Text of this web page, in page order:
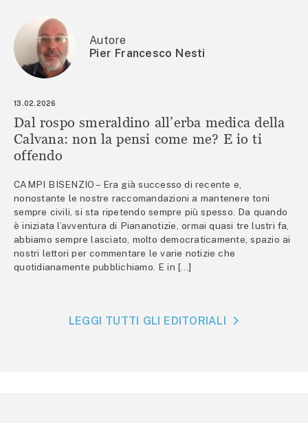
Autore
Pier Francesco Nesti
13.02.2026
Dal rospo smeraldino all’erba medica della
Calvana: non la pensi come me? E io ti
offendo
CAMPI BISENZIO – Era già successo di recente e,
nonostante le nostre raccomandazioni a mantenere toni
sempre civili, si sta ripetendo sempre più spesso. Da quando
è iniziata l’avventura di Piananotizie, ormai quasi tre lustri fa,
abbiamo sempre lasciato, molto democraticamente, spazio ai
nostri lettori per commentare le varie notizie che
quotidianamente pubblichiamo. E in […]
LEGGI TUTTI GLI EDITORIALI